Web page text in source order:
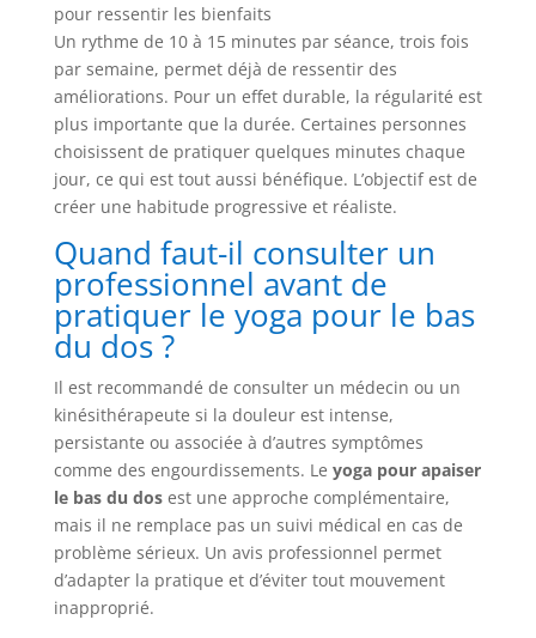
pour ressentir les bienfaits
Un rythme de 10 à 15 minutes par séance, trois fois
par semaine, permet déjà de ressentir des
améliorations. Pour un effet durable, la régularité est
plus importante que la durée. Certaines personnes
choisissent de pratiquer quelques minutes chaque
jour, ce qui est tout aussi bénéfique. L’objectif est de
créer une habitude progressive et réaliste.
Quand faut-il consulter un
professionnel avant de
pratiquer le yoga pour le bas
du dos ?
Il est recommandé de consulter un médecin ou un
kinésithérapeute si la douleur est intense,
persistante ou associée à d’autres symptômes
comme des engourdissements. Le yoga pour apaiser
le bas du dosest une approche complémentaire,
mais il ne remplace pas un suivi médical en cas de
problème sérieux. Un avis professionnel permet
d’adapter la pratique et d’éviter tout mouvement
inapproprié.